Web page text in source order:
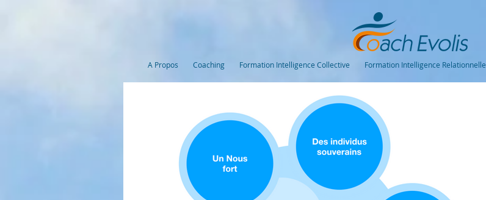
A Propos Coaching Formation Intelligence Collective Formation Intelligence Relationnelle